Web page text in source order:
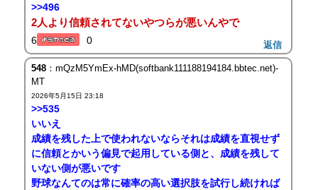
>>496
2人より信頼されてないやつらが悪いんやで
6 0 返信
548：mQzM5YmEx-hMD(softbank111188194184.bbtec.net)-
MT
2026年5月15日 23:18
>>535
いいえ
成績を残した上で使われないならそれは成績を直視せず
に信頼とかいう偏見で起用している側と、成績を残して
いない側が悪いです
野球なんてのは常に確率の高い選択肢を試行し続ければ